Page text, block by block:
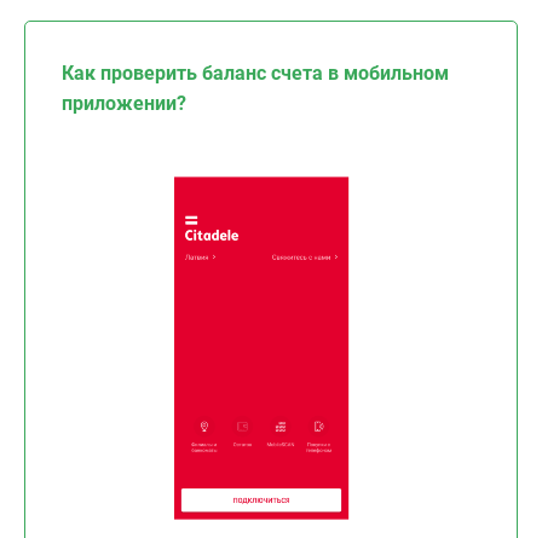
Как проверить баланс счета в мобильном
приложении?